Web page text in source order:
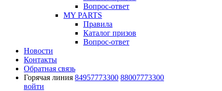
Вопрос-ответ
MY PARTS
Правила
Каталог призов
Вопрос-ответ
Новости
Контакты
Обратная связь
Горячая линия 84957773300 88007773300
войти